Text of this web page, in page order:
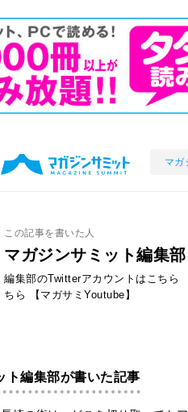
マガ
この記事を書いた人
マガジンサミット編集部
編集部のTwitterアカウントはこちら
ちら
【マガサミYoutube】
ト編集部が書いた記事